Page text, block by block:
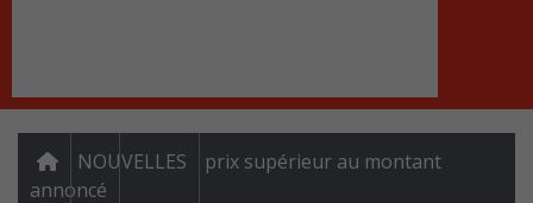
NOUVELLES
prix supérieur au montant
annoncé